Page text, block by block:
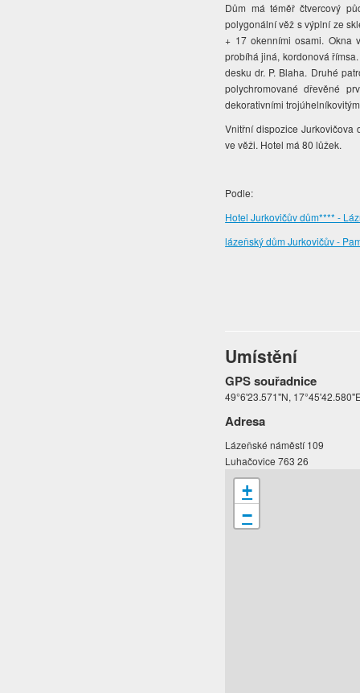
Dům má téměř čtvercový
polygonální věž s výplní ze
+ 17 okenními osami. Okna
probíhá jiná, kordonová
desku dr. P. Blaha. Druhé
polychromované dřevěné
dekorativními
Vnitřní dispozice Jurkovičova
ve věži. Hotel má 80 lůžek.
Podle:
Hotel Jurkovičův dům**** -
lázeňský dům Jurkovičův -
Umístění
GPS souřadnice
49°6'23.571"N,
Adresa
Lázeňské náměstí 109
Luhačovice 763 26
+
−